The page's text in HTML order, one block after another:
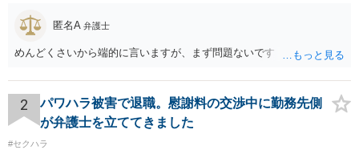
匿名A 弁護士
めんどくさいから端的に言いますが、まず問題ないです
2
パワハラ被害で退職。慰謝料の交渉中に勤務先側
が弁護士を立ててきました
#セクハラ